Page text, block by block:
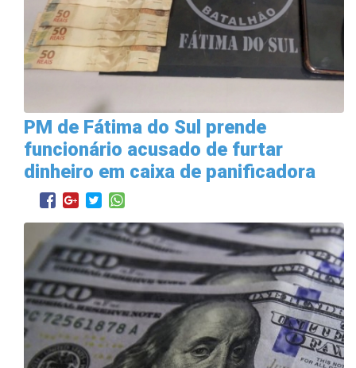
PM de Fátima do Sul prende
funcionário acusado de furtar
dinheiro em caixa de panificadora